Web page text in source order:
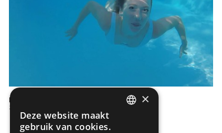
LPW Pools 2020
Zwembad
×
Deze website maakt
gebruik van cookies.